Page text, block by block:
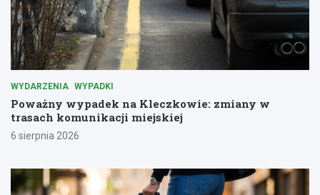
WYDARZENIA WYPADKI
Poważny wypadek na Kleczkowie: zmiany w
trasach komunikacji miejskiej
6 sierpnia 2026